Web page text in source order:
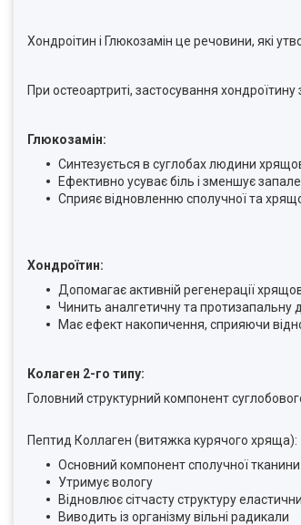
Хондроітин і Глюкозамін це речовини, які
При остеоартриті, застосування
Глюкозамін:
Синтезується в суглобах людини
Ефективно усуває біль і зменшує
Сприяє відновленню сполучної та
Хондроїтин:
Допомагає активній регенерації
Чинить аналгетичну та протизапальну
Має ефект накопичення, сприяючи
Колаген 2-го типу:
Головний структурний компонент
Пептид Коллаген (витяжка курячого хряща):
Основний компонент сполучної тканини
Утримує вологу
Відновлює сітчасту структуру
Виводить із організму вільні радикали